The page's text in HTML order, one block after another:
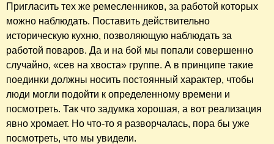
Пригласить тех же ремесленников, за работой которых
можно наблюдать. Поставить действительно
историческую кухню, позволяющую наблюдать за
работой поваров. Да и на бой мы попали совершенно
случайно, «сев на хвоста» группе. А в принципе такие
поединки должны носить постоянный характер, чтобы
люди могли подойти к определенному времени и
посмотреть. Так что задумка хорошая, а вот реализация
явно хромает. Но что-то я разворчалась, пора бы уже
посмотреть, что мы увидели.